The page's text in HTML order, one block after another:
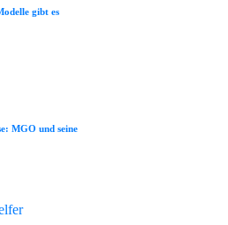
gibt es
MGO und seine